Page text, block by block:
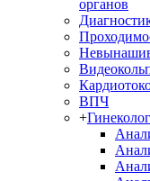
органов
ВПЧ
+